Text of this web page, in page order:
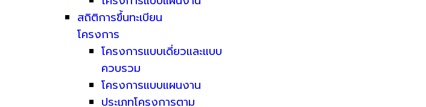
สถิติการขึ้นทะเบียน
โครงการ
โครงการแบบเดี่ยวและแบบ
ควบรวม
โครงการแบบแผนงาน
ประเภทโครงการตาม